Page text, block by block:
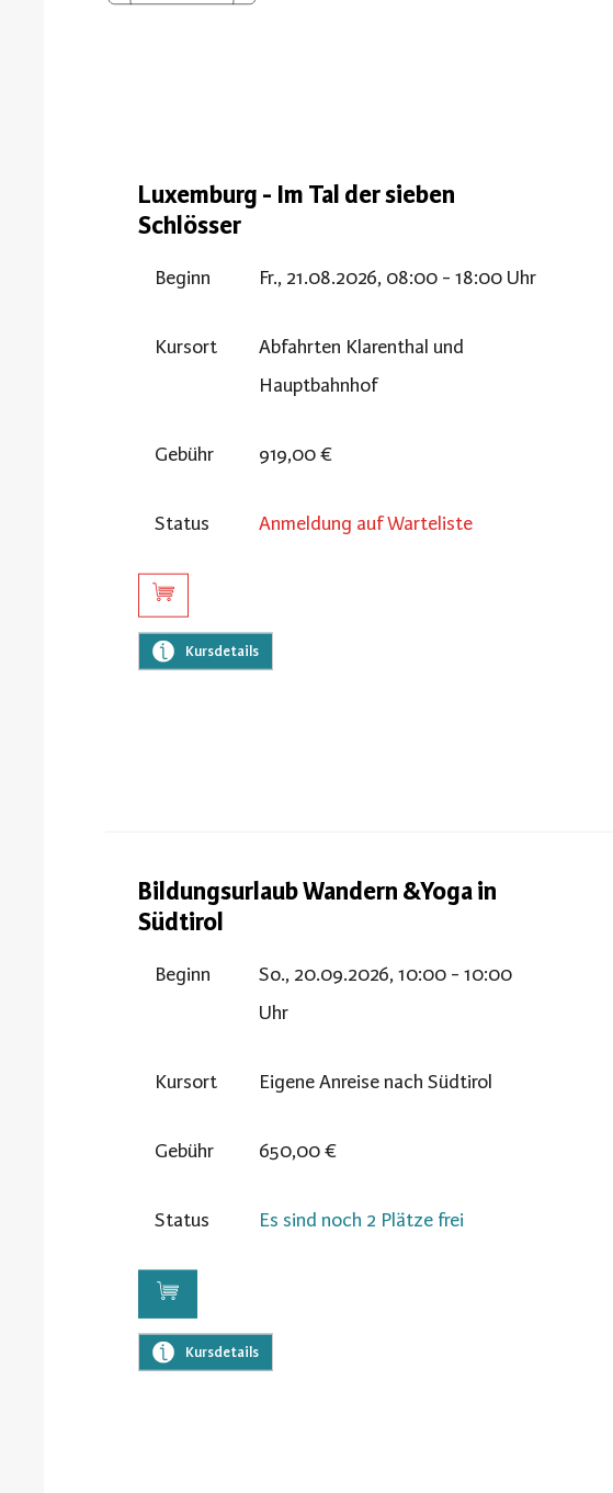
Luxemburg - Im Tal der sieben
Schlösser
Beginn Fr., 21.08.2026, 08:00 - 18:00 Uhr
Kursort
Abfahrten Klarenthal und
Hauptbahnhof
Gebühr 919,00 €
Status Anmeldung auf Warteliste
Kursdetails
Bildungsurlaub Wandern &Yoga in
Südtirol
Beginn
So., 20.09.2026, 10:00 - 10:00
Uhr
Kursort Eigene Anreise nach Südtirol
Gebühr 650,00 €
Status Es sind noch 2 Plätze frei
Kursdetails